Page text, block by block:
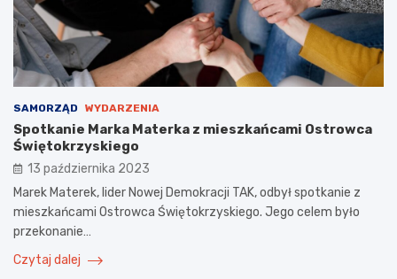
SAMORZĄD WYDARZENIA
Spotkanie Marka Materka z mieszkańcami Ostrowca
Świętokrzyskiego
13 października 2023
Marek Materek, lider Nowej Demokracji TAK, odbył spotkanie z
mieszkańcami Ostrowca Świętokrzyskiego. Jego celem było
przekonanie…
Czytaj dalej